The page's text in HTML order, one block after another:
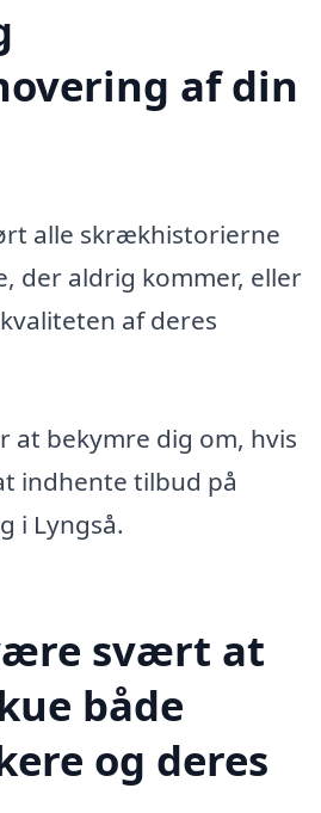
af din
alle skrækhistorierne
der aldrig kommer, eller
af deres
at bekymre dig om, hvis
indhente tilbud på
i Lyngså.
svært at
både
og deres